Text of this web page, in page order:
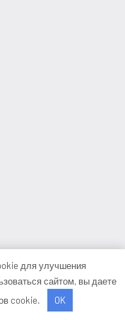
для улучшения
сайтом, вы даете
cookie.
OK